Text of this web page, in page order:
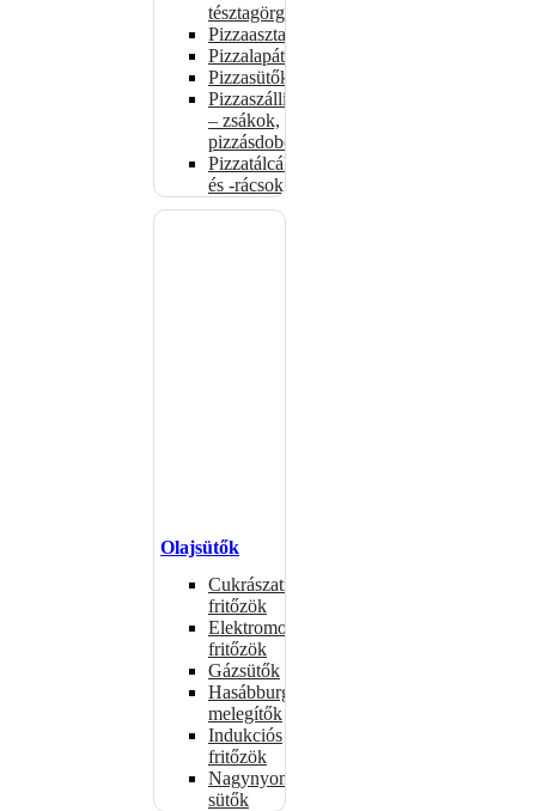
tésztagörgők
Pizzaasztalok
Pizzalapátok
Pizzasütők
Pizzaszállítás
– zsákok,
pizzásdobozok
Pizzatálcák
és -rácsok
Olajsütők
Cukrászati
fritőzök
Elektromos
fritőzök
Gázsütők
Hasábburgonya
melegítők
Indukciós
fritőzök
Nagynyomású
sütők